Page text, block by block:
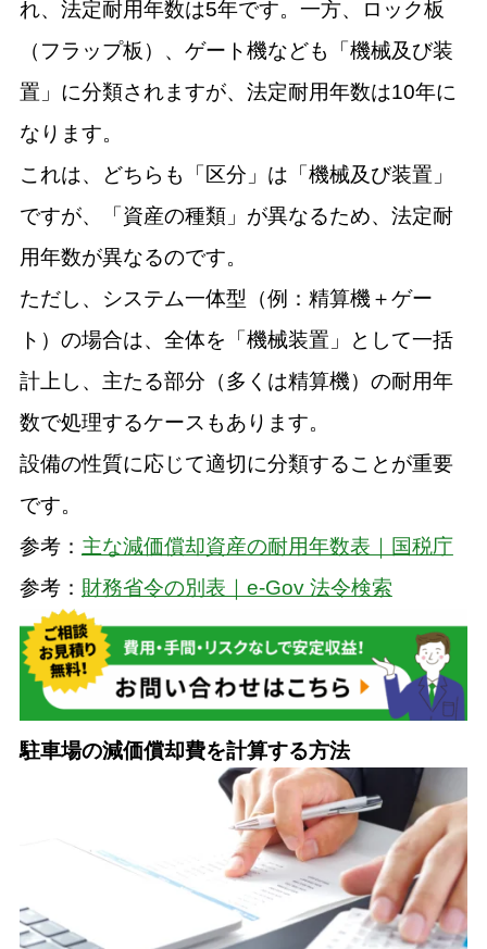
れ、法定耐用年数は5年です。一方、ロック板
（フラップ板）、ゲート機なども「機械及び装
置」に分類されますが、法定耐用年数は10年に
なります。
これは、どちらも「区分」は「機械及び装置」
ですが、「資産の種類」が異なるため、法定耐
用年数が異なるのです。
ただし、システム一体型（例：精算機＋ゲー
ト）の場合は、全体を「機械装置」として一括
計上し、主たる部分（多くは精算機）の耐用年
数で処理するケースもあります。
設備の性質に応じて適切に分類することが重要
です。
参考： 主な減価償却資産の耐用年数表｜国税庁
参考： 財務省令の別表｜e-Gov 法令検索
駐車場の減価償却費を計算する方法